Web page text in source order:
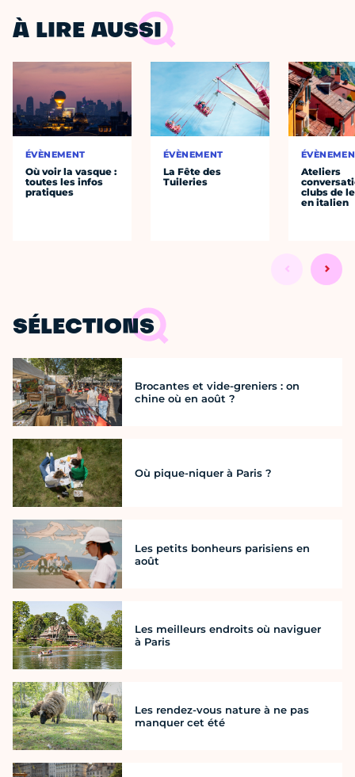
À LIRE AUSSI
ÉVÈNEMENT
Où voir la vasque :
toutes les infos
pratiques
ÉVÈNEMENT
La Fête des
Tuileries
Ateliers
clubs de
en italien
SÉLECTIONS
Brocantes et vide-greniers : on
chine où en août ?
Où pique-niquer à Paris ?
Les petits bonheurs parisiens en
août
Les meilleurs endroits où naviguer
à Paris
Les rendez-vous nature à ne pas
manquer cet été